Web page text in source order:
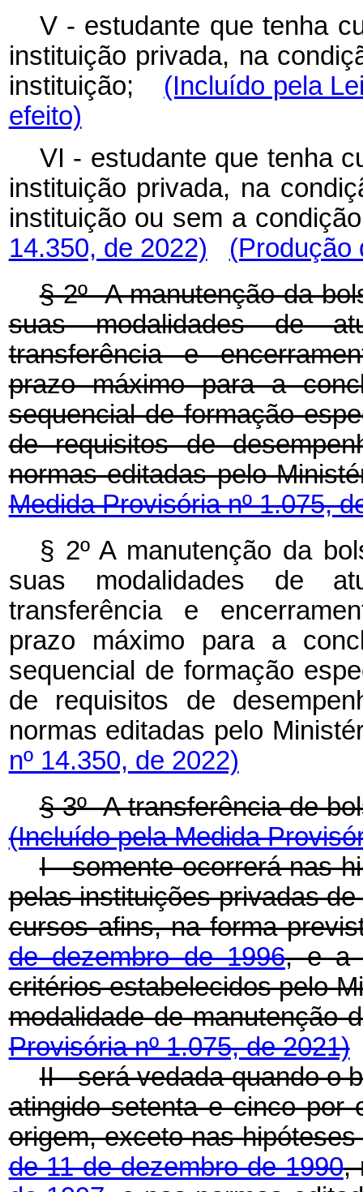
V - estudante que tenha
instituição privada, na
instituição; (Incluído pela
efeito)
VI - estudante que tenha
instituição privada, na
instituição ou sem a
14.350, de 2022)
(Produção
§ 2º A manutenção da
suas modalidades de
transferência e
prazo máximo para a
sequencial de formação
de requisitos de
normas editadas pelo
Medida Provisória nº 1.075,
§ 2º A manutenção da
suas modalidades de
transferência e
prazo máximo para a
sequencial de formação
de requisitos de
normas editadas pelo
nº 14.350, de 2022)
§ 3º A transferência de
(Incluído pela Medida
I - somente ocorrerá nas
pelas instituições privadas
cursos afins, na forma
de dezembro de 1996, e a
critérios estabelecidos pelo
modalidade de
Provisória nº 1.075, de 2021)
II - será vedada quando o
atingido setenta e cinco por
origem, exceto nas
de 11 de dezembro de 1990,